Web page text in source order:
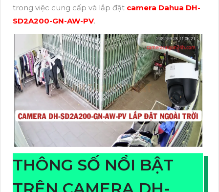
trong việc cung cấp và lắp đặt camera Dahua DH-
SD2A200-GN-AW-PV.
THÔNG SỐ NỔI BẬT